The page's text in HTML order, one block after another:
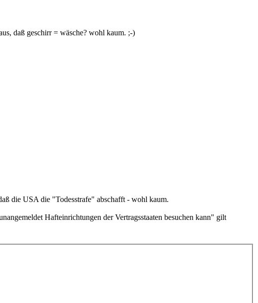
daß geschirr = wäsche? wohl kaum. ;-)
die USA die "Todesstrafe" abschafft - wohl kaum.
Hafteinrichtungen der Vertragsstaaten besuchen kann" gilt